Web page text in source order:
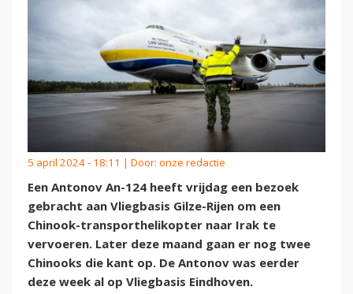
5 april 2024 - 18:11 | Door: onze redactie
Een Antonov An-124 heeft vrijdag een bezoek
gebracht aan Vliegbasis Gilze-Rijen om een
Chinook-transporthelikopter naar Irak te
vervoeren. Later deze maand gaan er nog twee
Chinooks die kant op. De Antonov was eerder
deze week al op Vliegbasis Eindhoven.